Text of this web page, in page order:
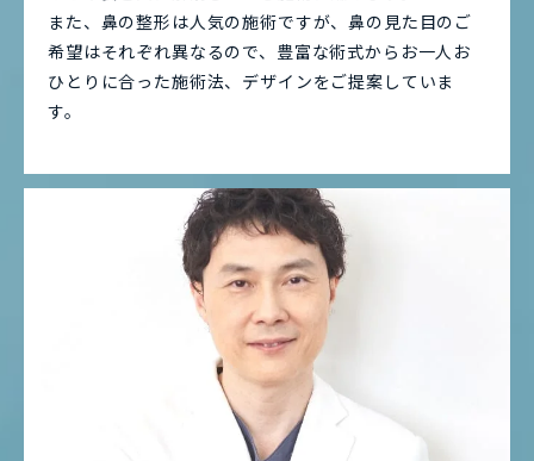
また、鼻の整形は人気の施術ですが、鼻の見た目のご
希望はそれぞれ異なるので、豊富な術式からお一人お
ひとりに合った施術法、デザインをご提案していま
す。